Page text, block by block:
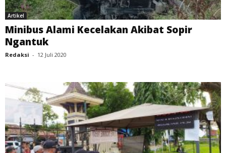
Artikel
Minibus Alami Kecelakan Akibat Sopir
Ngantuk
Redaksi - 12 Juli 2020